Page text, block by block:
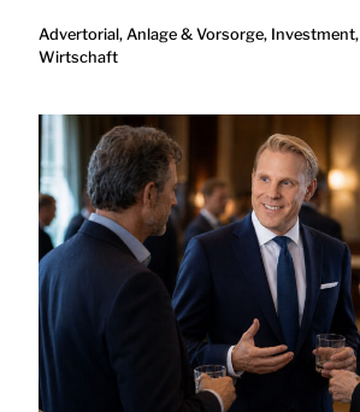
Advertorial, Anlage & Vorsorge, Investment,
Wirtschaft